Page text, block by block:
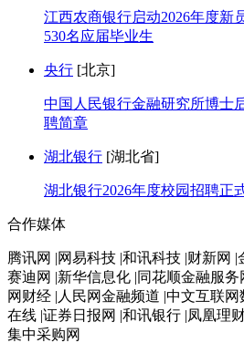
江西农商银行启动2026年度新
530名应届毕业生
央行 [北京]
中国人民银行金融研究所博士
聘简章
湖北银行 [湖北省]
湖北银行2026年度校园招聘正
合作媒体
腾讯网 |网易科技 |和讯科技 |财新网
赛迪网 |新华信息化 |同花顺金融服
网财经 |人民网金融频道 |中文互联
在线 |证券日报网 |和讯银行 |凤凰理
集中采购网